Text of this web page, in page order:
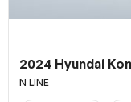
2024 Hyundai
N LINE